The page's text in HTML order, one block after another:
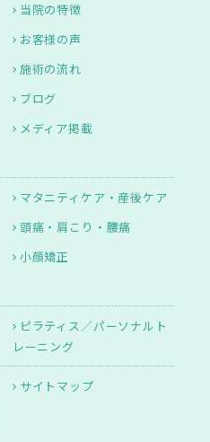
当院の特徴
お客様の声
施術の流れ
ブログ
メディア掲載
マタニティケア・産後ケア
頭痛・肩こり・腰痛
小顔矯正
ピラティス／パーソナルト
レーニング
サイトマップ